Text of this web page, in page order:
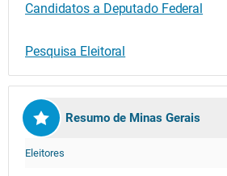
Candidatos a Deputado Federal
Pesquisa Eleitoral
Resumo de Minas Gerais
Eleitores